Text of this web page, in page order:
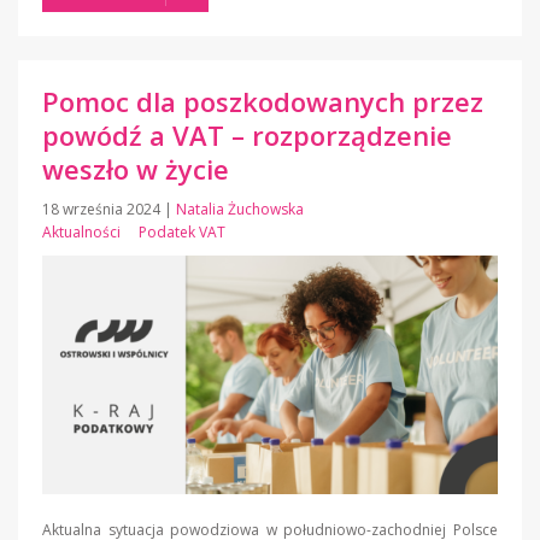
Pomoc dla poszkodowanych przez
powódź a VAT – rozporządzenie
weszło w życie
18 września 2024 | Natalia Żuchowska
Aktualności
Podatek VAT
Aktualna sytuacja powodziowa w południowo-zachodniej Polsce